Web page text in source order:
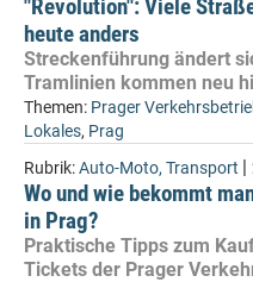
"Revolution": Viele
heute anders
Streckenführung ändert
Tramlinien kommen neu
Themen: Prager
Lokales, Prag
Rubrik:Auto-Moto, Transport |
Wo und wie bekommt
in Prag?
Praktische Tipps zum
Tickets der Prager